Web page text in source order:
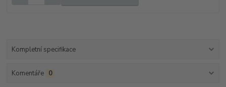
Kompletní specifikace
Komentáře 0